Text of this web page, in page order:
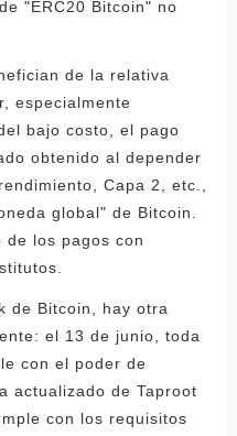
"ERC20 Bitcoin" no
de la relativa
especialmente
bajo costo, el pago
obtenido al depender
Capa 2, etc.,
global" de Bitcoin.
de los pagos con
de Bitcoin, hay otra
el 13 de junio, toda
con el poder de
actualizado de Taproot
con los requisitos